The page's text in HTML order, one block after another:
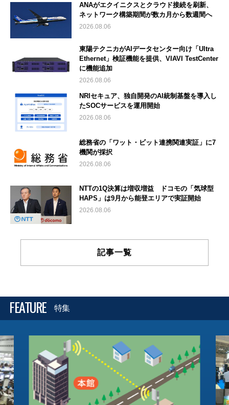
ANAがエクイニクスとクラウド接続を刷新、
ネットワーク構築期間が数カ月から数週間へ
2026.08.06
東陽テクニカがAIデータセンター向け「Ultra
Ethernet」検証機能を提供、VIAVI TestCenter
に機能追加
2026.08.06
NRIセキュア、独自開発のAI統制基盤を導入し
たSOCサービスを運用開始
2026.08.06
総務省の「ワット・ビット連携関連実証」に7
機関が採択
2026.08.06
NTTの1Q決算は増収増益 ドコモの「気球型
HAPS」は9月から能登エリアで実証開始
2026.08.06
記事一覧
FEATURE 特集